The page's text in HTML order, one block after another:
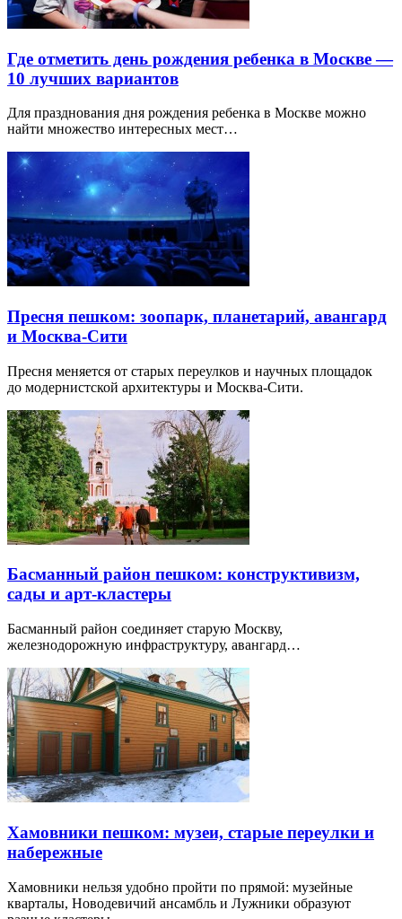
Где отметить день рождения ребенка в Москве —
10 лучших вариантов
Для празднования дня рождения ребенка в Москве можно
найти множество интересных мест…
Пресня пешком: зоопарк, планетарий, авангард
и Москва-Сити
Пресня меняется от старых переулков и научных площадок
до модернистской архитектуры и Москва-Сити.
Басманный район пешком: конструктивизм,
сады и арт-кластеры
Басманный район соединяет старую Москву,
железнодорожную инфраструктуру, авангард…
Хамовники пешком: музеи, старые переулки и
набережные
Хамовники нельзя удобно пройти по прямой: музейные
кварталы, Новодевичий ансамбль и Лужники образуют